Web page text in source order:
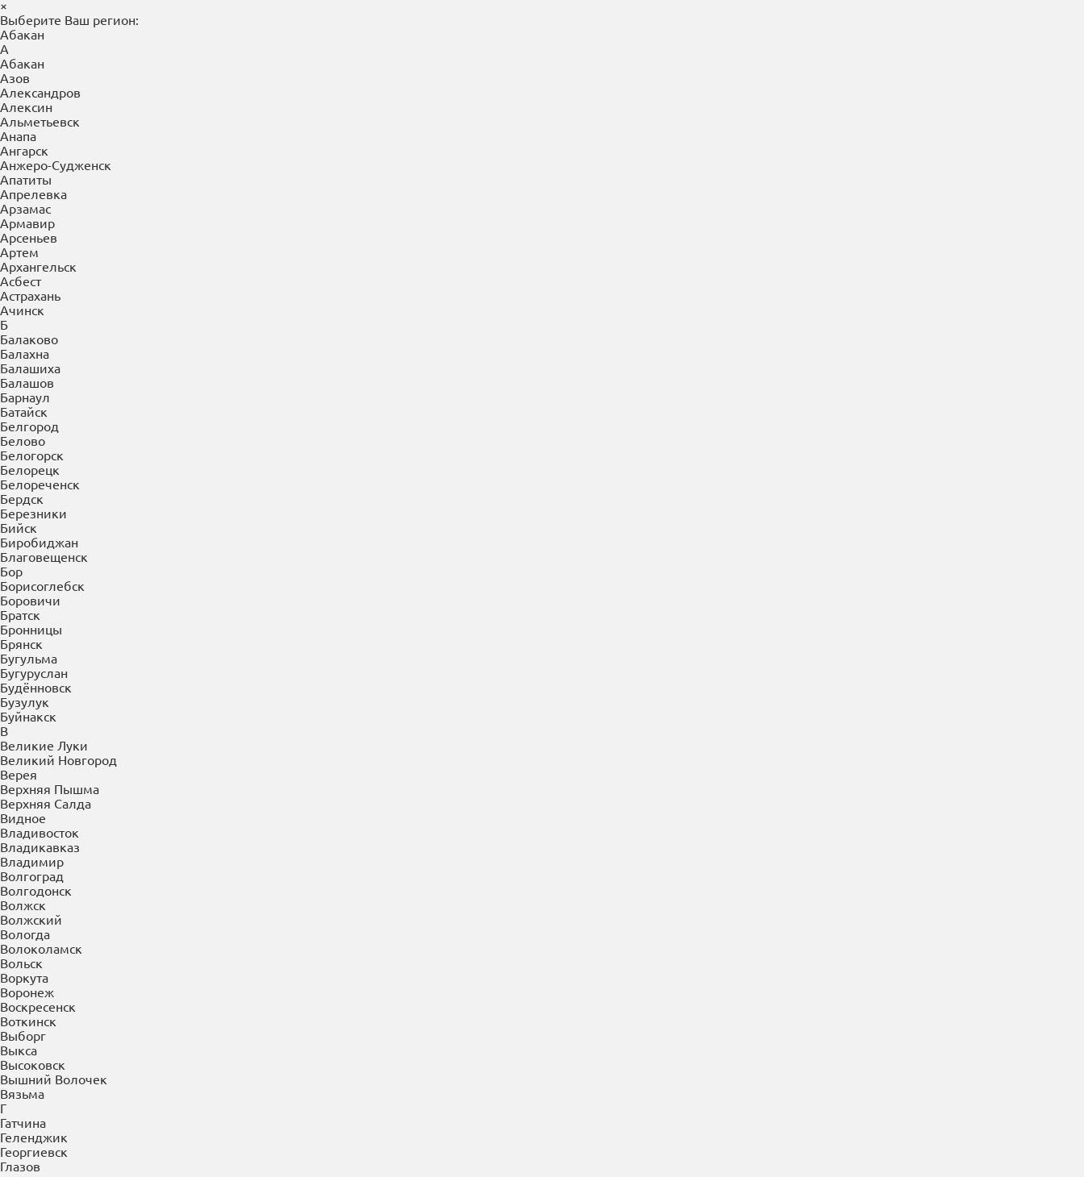
×
Выберите Ваш регион:
Абакан
А
Абакан
Азов
Александров
Алексин
Альметьевск
Анапа
Ангарск
Анжеро-Судженск
Апатиты
Апрелевка
Арзамас
Армавир
Арсеньев
Артем
Архангельск
Асбест
Астрахань
Ачинск
Б
Балаково
Балахна
Балашиха
Балашов
Барнаул
Батайск
Белгород
Белово
Белогорск
Белорецк
Белореченск
Бердск
Березники
Бийск
Биробиджан
Благовещенск
Бор
Борисоглебск
Боровичи
Братск
Бронницы
Брянск
Бугульма
Бугуруслан
Будённовск
Бузулук
Буйнакск
В
Великие Луки
Великий Новгород
Верея
Верхняя Пышма
Верхняя Салда
Видное
Владивосток
Владикавказ
Владимир
Волгоград
Волгодонск
Волжск
Волжский
Вологда
Волоколамск
Вольск
Воркута
Воронеж
Воскресенск
Воткинск
Выборг